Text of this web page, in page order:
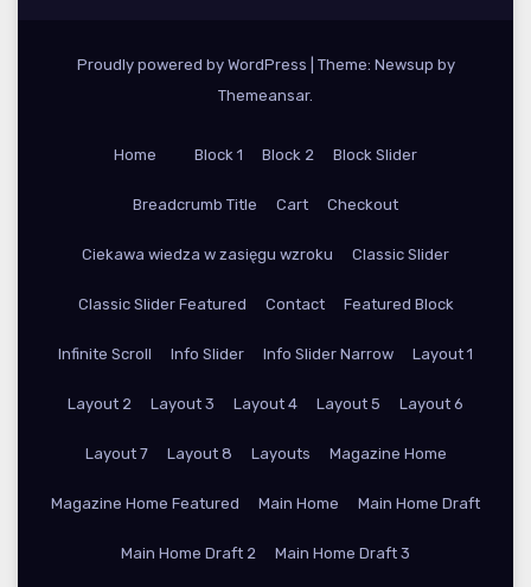
Proudly powered by WordPress
Theme: Newsup by
Themeansar.
Home Block 1 Block 2 Block Slider
Breadcrumb Title Cart Checkout
Ciekawa wiedza w zasięgu wzroku Classic Slider
Classic Slider Featured Contact Featured Block
Infinite Scroll Info Slider Info Slider Narrow Layout 1
Layout 2 Layout 3 Layout 4 Layout 5 Layout 6
Layout 7 Layout 8 Layouts Magazine Home
Magazine Home Featured Main Home Main Home Draft
Main Home Draft 2 Main Home Draft 3